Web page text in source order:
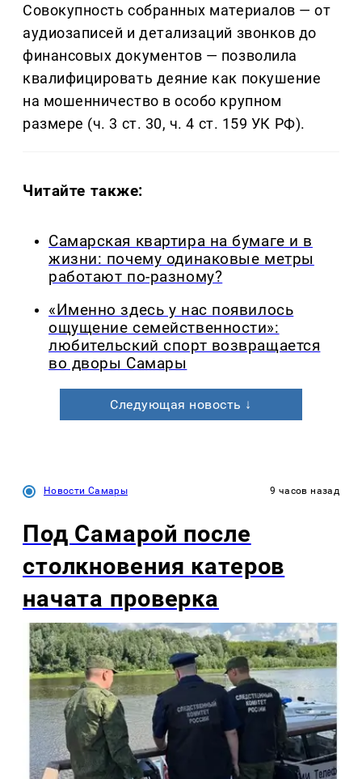
Совокупность собранных материалов — от
аудиозаписей и детализаций звонков до
финансовых документов — позволила
квалифицировать деяние как покушение
на мошенничество в особо крупном
размере (ч. 3 ст. 30, ч. 4 ст. 159 УК РФ).
Читайте также:
Самарская квартира на бумаге и в
жизни: почему одинаковые метры
работают по-разному?
«Именно здесь у нас появилось
ощущение семейственности»:
любительский спорт возвращается
во дворы Самары
Следующая новость ↓
Новости Самары 9 часов назад
Под Самарой после
столкновения катеров
начата проверка